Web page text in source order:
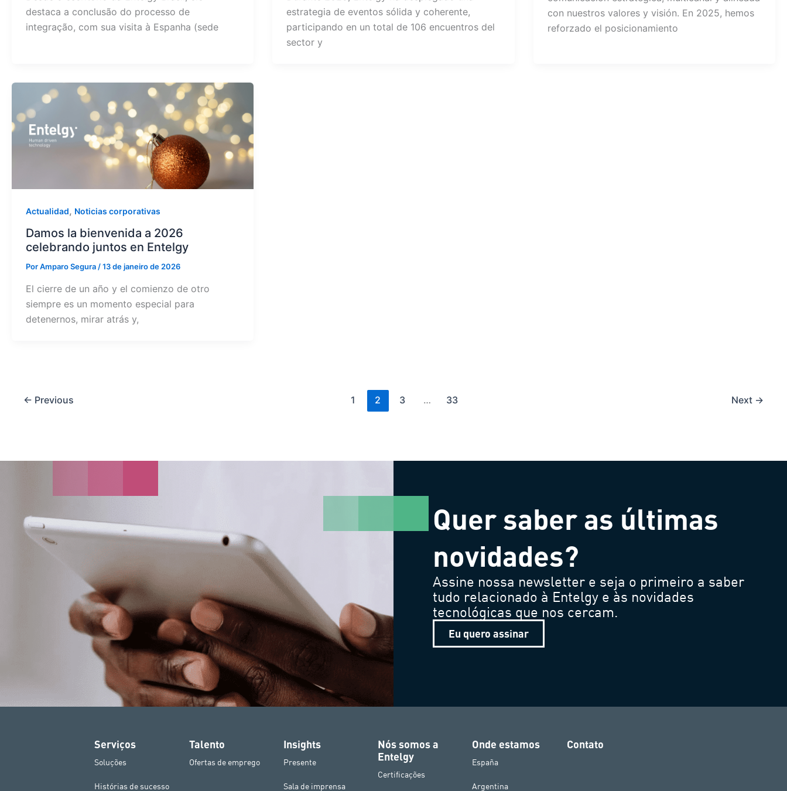
destaca a conclusão do processo de
integração, com sua visita à Espanha (sede
estrategia de eventos sólida y coherente,
participando en un total de 106 encuentros del
sector y
con nuestros valores y visión. En 2025, hemos
reforzado el posicionamiento
Actualidad, Noticias corporativas
Damos la bienvenida a 2026
celebrando juntos en Entelgy
PorAmparo Segura /13 de janeiro de 2026
El cierre de un año y el comienzo de otro
siempre es un momento especial para
detenernos, mirar atrás y,
← Previous 1 2 3 … 33 Next →
Quer saber as últimas
novidades?
Assine nossa newsletter e seja o primeiro a saber
tudo relacionado à Entelgy e às novidades
tecnológicas que nos cercam.
Eu quero assinar
Serviços
Soluções
Histórias de sucesso
Talento
Ofertas de emprego
Insights
Presente
Sala de imprensa
Nós somos a
Entelgy
Certificações
Onde estamos
España
Argentina
Contato